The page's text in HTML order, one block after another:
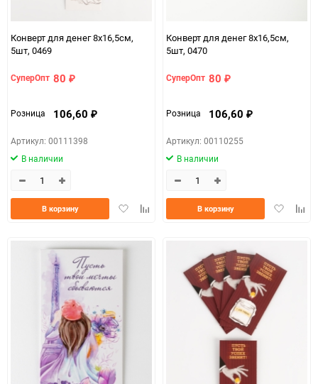
Конверт для денег 8х16,5см,
5шт, 0469
СуперОпт 80 ₽
Розница 106,60 ₽
Артикул: 00111398
В наличии
ДобавитьДобавить
В корзину
Конверт для денег 8х16,5см,
5шт, 0470
СуперОпт 80 ₽
Розница 106,60 ₽
Артикул: 00110255
В наличии
Добавить
В корзину